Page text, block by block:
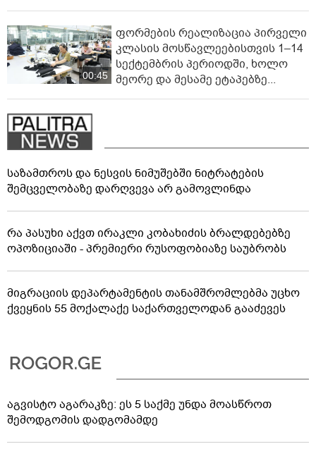
00:45
ფორმების რეალიზაცია პირველი
კლასის მოსწავლეებისთვის 1–14
სექტემბრის პერიოდში, ხოლო
მეორე და მესამე ეტაპებზე...
საზამთროს და ნესვის ნიმუშებში ნიტრატების
შემცველობაზე დარღვევა არ გამოვლინდა
რა პასუხი აქვთ ირაკლი კობახიძის ბრალდებებზე
ოპოზიციაში - პრემიერი რუსოფობიაზე საუბრობს
მიგრაციის დეპარტამენტის თანამშრომლებმა უცხო
ქვეყნის 55 მოქალაქე საქართველოდან გააძევეს
აგვისტო აგარაკზე: ეს 5 საქმე უნდა მოასწროთ
შემოდგომის დადგომამდე